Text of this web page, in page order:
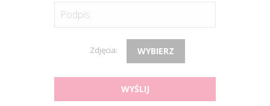
Podpis:
Zdjęcia: WYBIERZ
WYŚLIJ